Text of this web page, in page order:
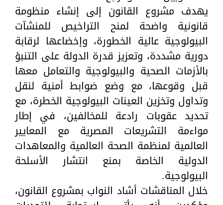
يهدف مشروع القانون إلى إنشاء منظومة
قانونية واضحة لمنح التراخيص للمنشآت
البيولوجية عالية الخطورة، وإخضاعها لرقابة
دورية مشددة، وتعزيز قدرة الدولة على التنبؤ
بالأزمات الصحية والبيولوجية والتعامل معها
قبل وقوعها، مع وضع ضوابط أمنية لنقل
وتداول وتخزين العينات البيولوجية الخطرة، مع
تحديد عقوبات رادعة للمخالفين، في إطار
مواءمة التشريعات المصرية مع المعايير
العالمية لمنظمة الصحة العالمية والمعاهدات
الدولية الخاصة بمنع انتشار الأسلحة
البيولوجية.
خلال المناقشات أشاد النواب بمشروع القانون،